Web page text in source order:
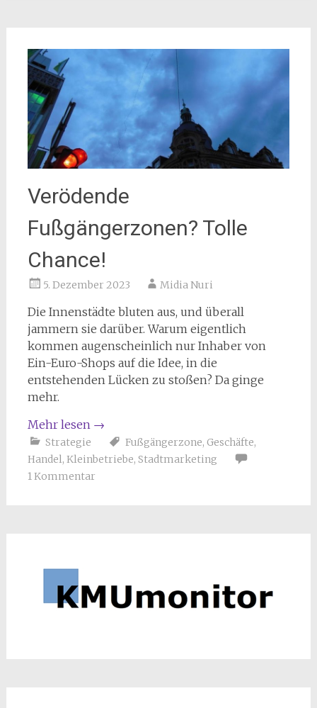
Verödende
Fußgängerzonen? Tolle
Chance!
5. Dezember 2023 Midia Nuri
Die Innenstädte bluten aus, und überall
jammern sie darüber. Warum eigentlich
kommen augenscheinlich nur Inhaber von
Ein-Euro-Shops auf die Idee, in die
entstehenden Lücken zu stoßen? Da ginge
mehr.
Mehr lesen →
Strategie Fußgängerzone, Geschäfte,
Handel, Kleinbetriebe, Stadtmarketing
1 Kommentar